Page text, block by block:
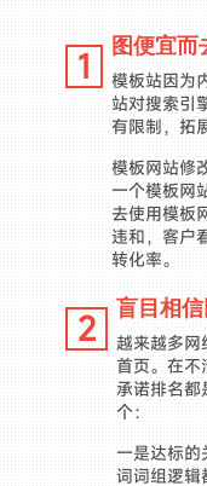
1 图便宜而
模板站因为
站对搜索引
有限制，拓
模板网站修
一个模板网
去使用模板
违和，客户
转化率。
2 盲目相信
越来越多网
首页。在
承诺排名
个：
一是达标
词词组逻辑